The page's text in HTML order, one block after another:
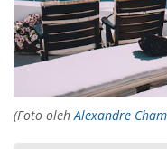
(Foto oleh Alexandre